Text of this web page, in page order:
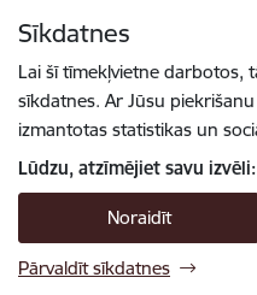
Sīkdatnes
Lai šī tīmekļvietne darbotos,
sīkdatnes. Ar Jūsu
izmantotas statistikas un
Lūdzu, atzīmējiet savu izvēli:
Noraidīt
Pārvaldīt sīkdatnes